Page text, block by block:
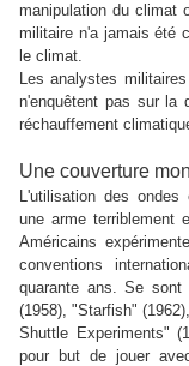
manipulation du climat
militaire n'a jamais été
le climat.
Les analystes
n'enquêtent pas sur la
réchauffement
Une couverture
L'utilisation des
une arme terriblement
Américains
conventions
quarante ans. Se
(1958), "Starfish"
Shuttle Experiments"
pour but de jouer